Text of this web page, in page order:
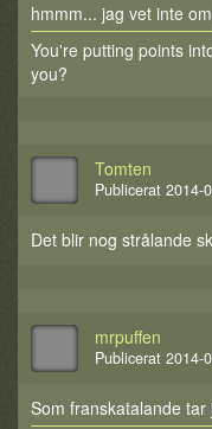
hmmm... jag vet inte
You're putting points
you?
Tomten
Publicerat 2014-
Det blir nog strålande
mrpuffen
Publicerat 2014-
Som franskatalande